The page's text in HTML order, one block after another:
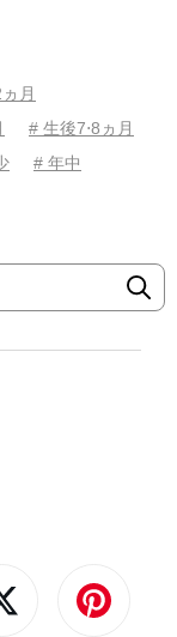
月
# 生後7⋅8ヵ月
# 年中